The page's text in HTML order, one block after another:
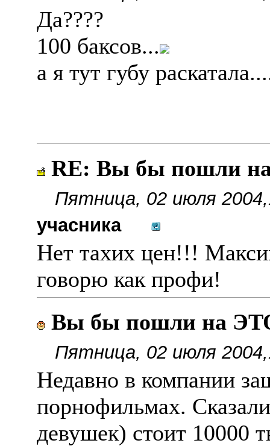
Да????
100 баксов...
а я тут губу
RE: Вы бы пошли
Пятница, 02 июля
учасника
Нет тахих цен!!!
говорю как профи!
Вы бы пошли на
Пятница, 02 июля
Недавно в компании
порнофильмах.
девушек) стоит 10000